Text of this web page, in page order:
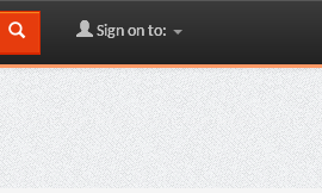
Sign on to: